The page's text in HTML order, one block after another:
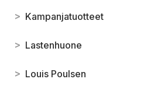
> Kampanjatuotteet
> Lastenhuone
> Louis Poulsen